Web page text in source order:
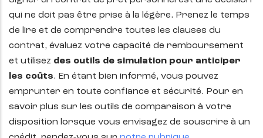
qui ne doit pas être prise à la légère. Prenez le temps
de lire et de comprendre toutes les clauses du
contrat, évaluez votre capacité de remboursement
et utilisez des outils de simulation pour anticiper
les coûts. En étant bien informé, vous pouvez
emprunter en toute confiance et sécurité. Pour en
savoir plus sur les outils de comparaison à votre
disposition lorsque vous envisagez de souscrire à un